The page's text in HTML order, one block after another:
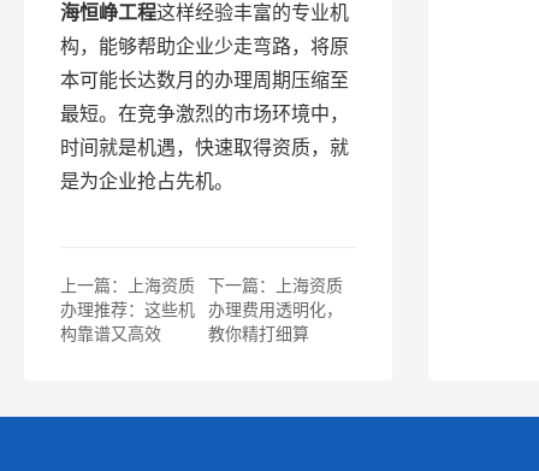
海恒峥工程这样经验丰富的专业机
构，能够帮助企业少走弯路，将原
本可能长达数月的办理周期压缩至
最短。在竞争激烈的市场环境中，
时间就是机遇，快速取得资质，就
是为企业抢占先机。
上一篇：上海资质
办理推荐：这些机
构靠谱又高效
下一篇：上海资质
办理费用透明化，
教你精打细算